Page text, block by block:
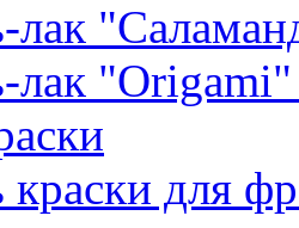
лак
лак
краски для